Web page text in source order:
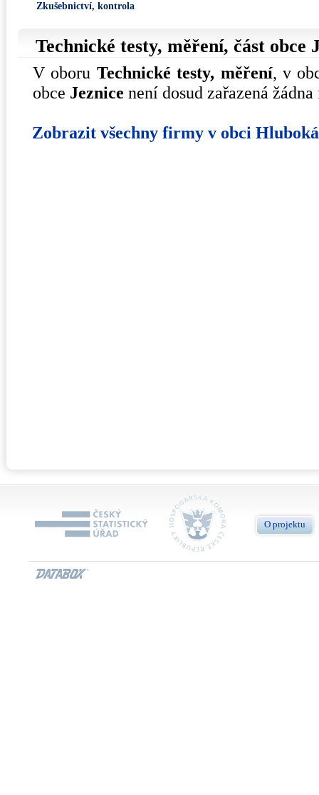
Zkušebnictví, kontrola
Technické testy, měření, část obce
V oboru Technické testy, měření, v
obce Jeznice není dosud zařazená
Zobrazit všechny firmy v obci
O projektu